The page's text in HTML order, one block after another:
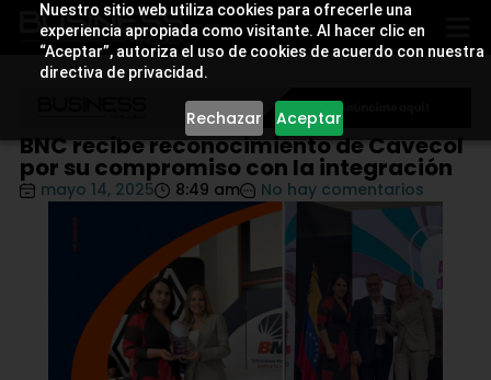
Nuestro sitio web utiliza cookies para ofrecerle una
experiencia apropiada como visitante. Al hacer clic en
“Aceptar”, autoriza el uso de cookies de acuerdo con nuestra
directiva de privacidad.
Rechazar Aceptar
BNC recibe reconocimiento de Cavecol
por su compromiso con la integración
mayo 14, 2025 8:49 am No hay comentarios